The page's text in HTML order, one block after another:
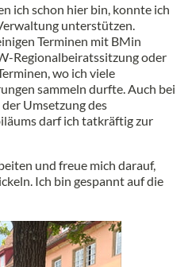
ich schon hier bin, konnte ich
unterstützen.
Terminen mit BMin
Regionalbeiratssitzung oder
wo ich viele
sammeln durfte. Auch bei
Umsetzung des
darf ich tatkräftig zur
und freue mich darauf,
Ich bin gespannt auf die